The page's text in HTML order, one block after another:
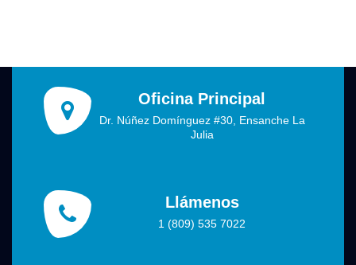
Oficina Principal
Dr. Núñez Domínguez #30, Ensanche La
Julia
Llámenos
1 (809) 535 7022